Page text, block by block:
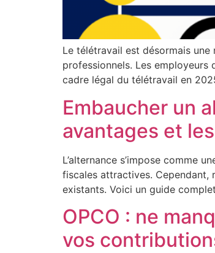
Le télétravail est désormais
professionnels. Les employeurs
cadre légal du télétravail en
Embaucher un
avantages et
L’alternance s’impose comme
fiscales attractives. Cependant,
existants. Voici un guide
OPCO : ne
vos